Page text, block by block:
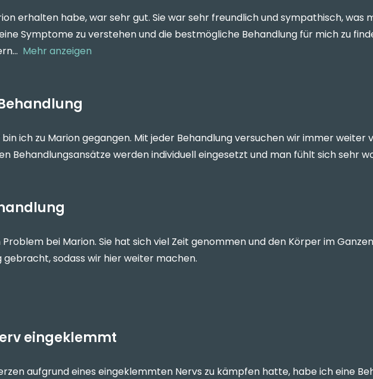
erhalten habe, war sehr gut. Sie war sehr freundlich und sympathisch, was
Symptome zu verstehen und die bestmögliche Behandlung für mich zu
Mehr anzeigen
ich zu Marion gegangen. Mit jeder Behandlung versuchen wir immer
Behandlungsansätze werden individuell eingesetzt und man fühlt sich sehr
bei Marion. Sie hat sich viel Zeit genommen und den Körper im
sodass wir hier weiter machen.
eingeklemmt
aufgrund eines eingeklemmten Nervs zu kämpfen hatte, habe ich eine